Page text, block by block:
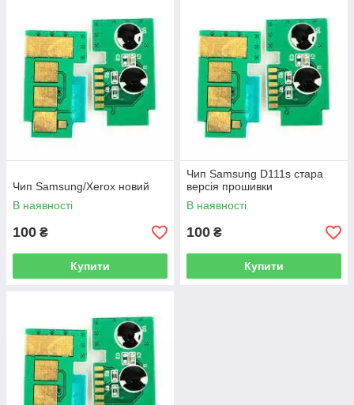
Чип Samsung/Xerox новий
В наявності
100 ₴
Купити
Чип Samsung D111s стара
версія прошивки
В наявності
100 ₴
Купити